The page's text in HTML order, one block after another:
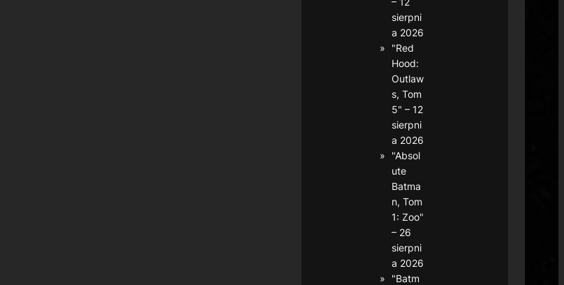
sierpni
a 2026
"Red
Hood:
Outlaw
s, Tom
5" – 12
sierpni
a 2026
"Absol
ute
Batma
n, Tom
1: Zoo"
– 26
sierpni
a 2026
"Batm